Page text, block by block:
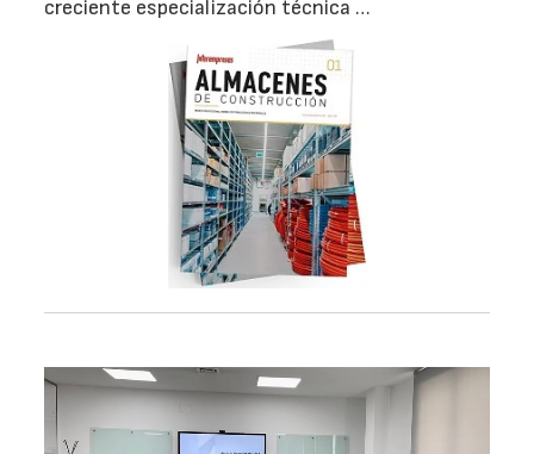
creciente especialización técnica …